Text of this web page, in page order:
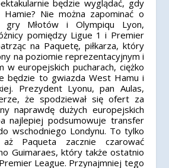
będzie wyglądać, gdy
Nie można zapominać o
Młotów i Olympiqu Lyon,
pomiędzy Ligue 1 i Premier
na Paquetę, piłkarza, który
na poziomie reprezentacyjnym i
w europejskich pucharach, ciężko
będzie to gwiazda West Hamu i
Prezydent Lyonu, pan Aulas,
że spodziewał się ofert za
naprawdę dużych europejskich
najlepiej podsumowuje transfer
wschodniego Londynu. To tylko
Paqueta zacznie czarować
Guimaraes, który także ostatnio
League. Przynajmniej tego